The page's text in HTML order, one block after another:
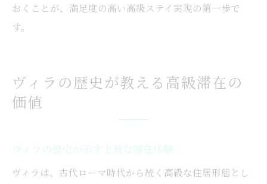
おくことが、満足度の高い高級ステイ実現の第一歩で
す。
ヴィラの歴史が教える高級滞在の
価値
ヴィラの歴史が示す上質な滞在体験
ヴィラは、古代ローマ時代から続く高級な住居形態とし